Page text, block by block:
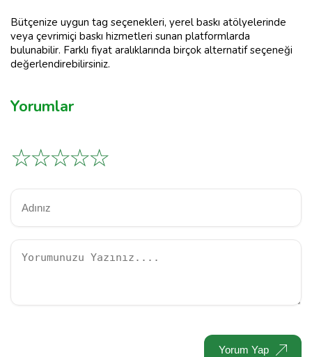
Bütçenize uygun tag seçenekleri, yerel baskı atölyelerinde
veya çevrimiçi baskı hizmetleri sunan platformlarda
bulunabilir. Farklı fiyat aralıklarında birçok alternatif seçeneği
değerlendirebilirsiniz.
Yorumlar
☆
☆
☆
☆
☆
Yorum Yap